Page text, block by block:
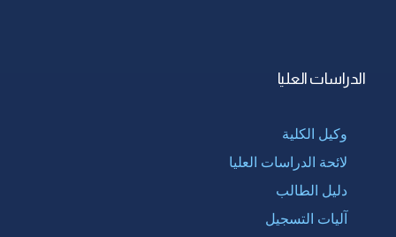
الدراسات العليا
وكيل الكلية
لائحة الدراسات العليا
دليل الطالب
آليات التسجيل